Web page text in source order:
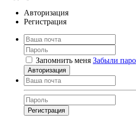
Авторизация
Регистрация
Запомнить меня Забыли
Авторизация
Регистрация